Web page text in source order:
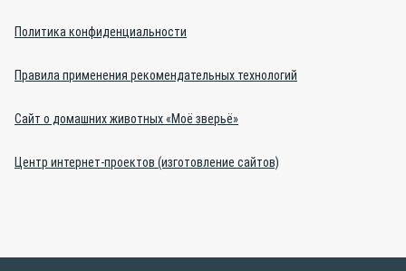
Политика конфиденциальности
Правила применения рекомендательных технологий
Сайт о домашних животных «Моё зверьё»
Центр интернет-проектов (изготовление сайтов)